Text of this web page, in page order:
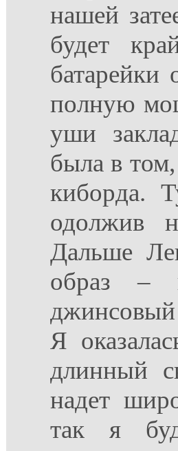
нашей
будет
батарейки
полную
уши
была в
киборда.
одолжив
Дальше
образ –
джинсовый
Я
длинный
надет
так я